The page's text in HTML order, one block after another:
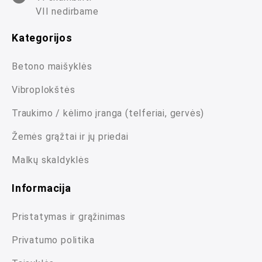
VII nedirbame
Kategorijos
Betono maišyklės
Vibroplokštės
Traukimo / kėlimo įranga (telferiai, gervės)
Žemės grąžtai ir jų priedai
Malkų skaldyklės
Informacija
Pristatymas ir grąžinimas
Privatumo politika